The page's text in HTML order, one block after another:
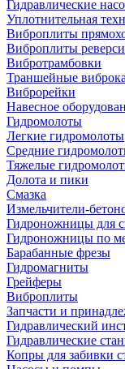
Гидравлические
Уплотнительная
Виброплиты
Виброплиты
Вибротрамбовки
Траншейные
Виброрейки
Навесное
Гидромолоты
Легкие гидромолоты
Средние
Тяжелые
Долота и пики
Смазка
Измельчители-
Гидроножницы для
Гидроножницы по
Барабанные фрезы
Гидромагниты
Грейферы
Виброплиты
Запчасти и
Гидравлический
Гидравлические
Копры для забивки